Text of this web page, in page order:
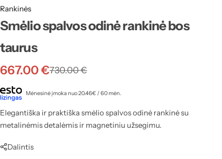
Rankinės
Smėlio spalvos odinė rankinė bos
taurus
730.00€
667.00€
Mėnesinė įmoka nuo 20.46€ / 60 mėn.
Elegantiška ir praktiška smėlio spalvos odinė rankinė su
metalinėmis detalėmis ir magnetiniu užsegimu.
Dalintis